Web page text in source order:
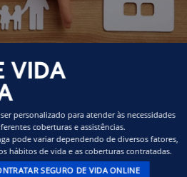
VIDA
personalizado para atender às necessidades
coberturas e assistências.
pode variar dependendo de diversos fatores,
hábitos de vida e as coberturas contratadas.
SEGURO DE VIDA ONLINE